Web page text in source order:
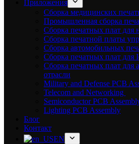
Приложения
Сборка медицинских
Промышленная сборка
Сборка печатных плат для
Сборка печатной платы
Сборка автомобильных
Сборка печатных плат для
Сборка печатных плат для
отрасли
Military and Defense PCB
Telecom and Networking
Semiconductor PCB
Lighting PCB Assembly
Блог
Контакт
EN